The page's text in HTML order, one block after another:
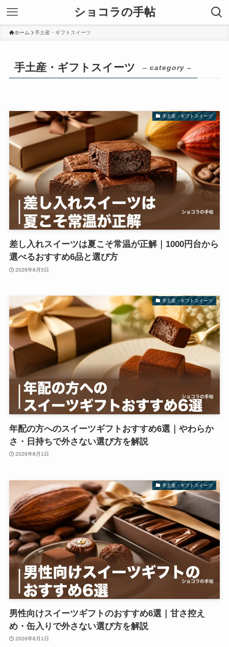
ショコラの手帖
ホーム 手土産・ギフトスイーツ
手土産・ギフトスイーツ – category –
手土産・ギフトスイーツ
差し入れスイーツは夏こそ常温が正解｜1000円台から
選べるおすすめ6品と選び方
2026年8月5日
手土産・ギフトスイーツ
年配の方へのスイーツギフトおすすめ6選｜やわらか
さ・日持ちで外さない選び方を解説
2026年8月1日
手土産・ギフトスイーツ
男性向けスイーツギフトのおすすめ6選｜甘さ控え
め・缶入りで外さない選び方を解説
2026年8月1日